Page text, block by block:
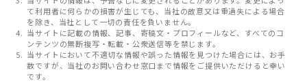
て利用者に何らかの損害が生じても、当社の故意又は重過失による場合
を除き、当社として一切の責任を負いません。
当サイトに記載の情報、記事、寄稿文・プロフィールなど、すべてのコ
ンテンツの無断複写・転載・公衆送信等を禁じます。
当サイトにおいて不適切な情報や誤った情報を見つけた場合には、お手
数ですが、当社のお問い合わせ窓口まで情報をご提供いただけると幸い
です。